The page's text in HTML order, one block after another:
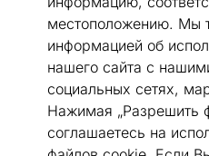
местоположению. Мы
информацией об
нашего сайта с
социальных сетях,
Нажимая „Разрешить
соглашаетесь на